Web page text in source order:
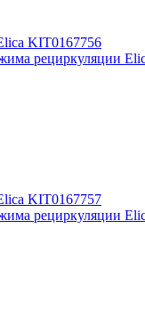
рециркуляции
рециркуляции